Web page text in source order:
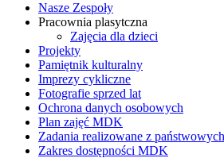
Nasze Zespoły
Pracownia plasytczna
Zajęcia dla dzieci
Projekty
Pamiętnik kulturalny
Imprezy cykliczne
Fotografie sprzed lat
Ochrona danych osobowych
Plan zajęć MDK
Zadania realizowane z
Zakres dostępności MDK